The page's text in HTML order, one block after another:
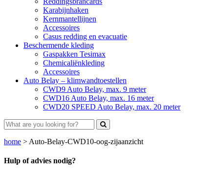
Karabijnhaken
Kernmantellijnen
Accessoires
Casus redding en evacuatie
Beschermende kleding
Gaspakken Tesimax
Chemicaliënkleding
Accessoires
Auto Belay – klimwandtoestellen
CWD9 Auto Belay, max. 9 meter
CWD16 Auto Belay, max. 16 meter
CWD20 SPEED Auto Belay, max. 20 meter
home > Auto-Belay-CWD10-oog-zijaanzicht
Hulp of advies nodig?